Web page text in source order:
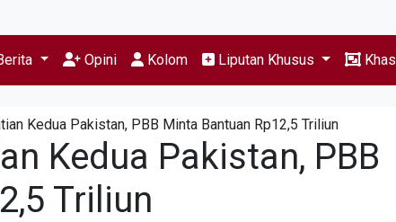
Opini Kolom Liputan Khusus Khas
Kedua Pakistan, PBB Minta Bantuan Rp12,5 Triliun
Kedua Pakistan, PBB
Triliun